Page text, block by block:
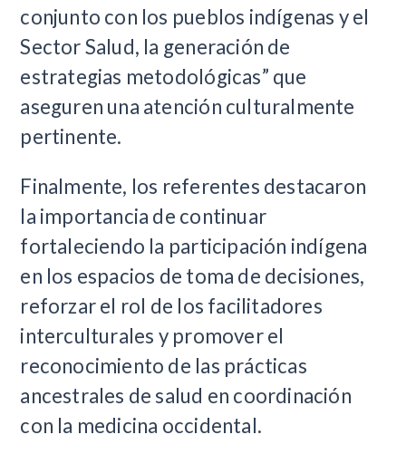
conjunto con los pueblos indígenas y el
Sector Salud, la generación de
estrategias metodológicas” que
aseguren una atención culturalmente
pertinente.
Finalmente, los referentes destacaron
la importancia de continuar
fortaleciendo la participación indígena
en los espacios de toma de decisiones,
reforzar el rol de los facilitadores
interculturales y promover el
reconocimiento de las prácticas
ancestrales de salud en coordinación
con la medicina occidental.